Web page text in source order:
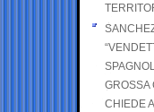
GROSSA
CHIEDE